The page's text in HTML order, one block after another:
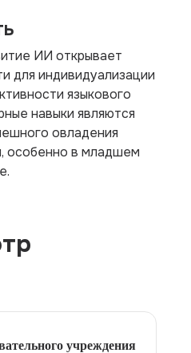
ИИ открывает
для индивидуализации
языкового
навыки являются
овладения
особенно в младшем
учреждения